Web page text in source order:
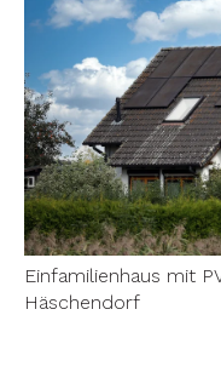
Einfamilienhaus mit
Häschendorf